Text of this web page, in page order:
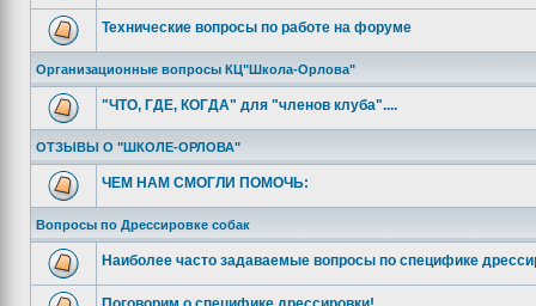
Технические вопросы по работе на форуме
Организационные вопросы КЦ"Школа-Орлова"
"ЧТО, ГДЕ, КОГДА" для "членов клуба"....
ОТЗЫВЫ О "ШКОЛЕ-ОРЛОВА"
ЧЕМ НАМ СМОГЛИ ПОМОЧЬ:
Вопросы по Дрессировке собак
Наиболее часто задаваемые вопросы по специфике